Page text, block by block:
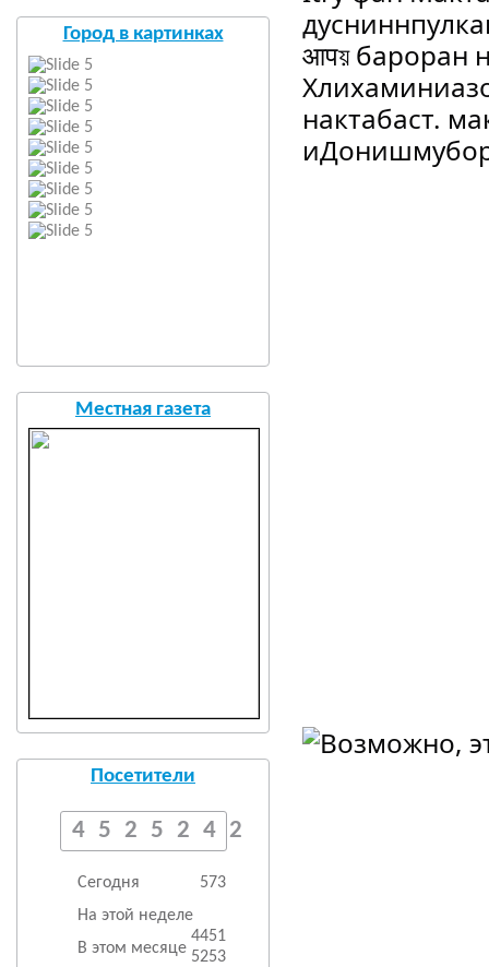
Город в картинках
Местная газета
Посетители
4525242
Сегодня
573
На этой неделе
4451
В этом месяце 5253